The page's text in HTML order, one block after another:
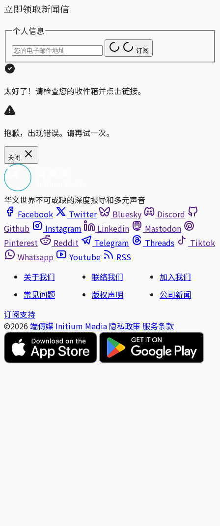
立即领取新闻信
个人信息
订阅
太好了！请检查您的收件箱并点击链接。
抱歉，出现错误。请再试一次。
关闭
华文世界不可或缺的深度报导和多元声音
Facebook
Twitter Bluesky
Discord
Github
Instagram Linkedin
Mastodon
Pinterest
Reddit Telegram Threads
Tiktok
Whatsapp
Youtube
RSS
关于我们
联络我们
加入我们
常见问题
版权声明
公司新闻
订阅支持
©2026 端傳媒 Initium Media 隐私政策 服务条款